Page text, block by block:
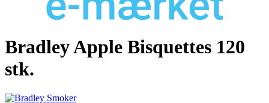
Bradley Apple Bisquettes 120
stk.